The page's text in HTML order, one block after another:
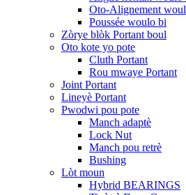
Oto-Alignement
Poussée woulo bi
Zòrye blòk Portant boul
Oto kote yo pote
Cluth Portant
Rou mwaye Portant
Joint Portant
Lineyè Portant
Pwodwi pou pote
Manch adaptè
Lock Nut
Manch pou retrè
Bushing
Lòt moun
Hybrid BEARINGS